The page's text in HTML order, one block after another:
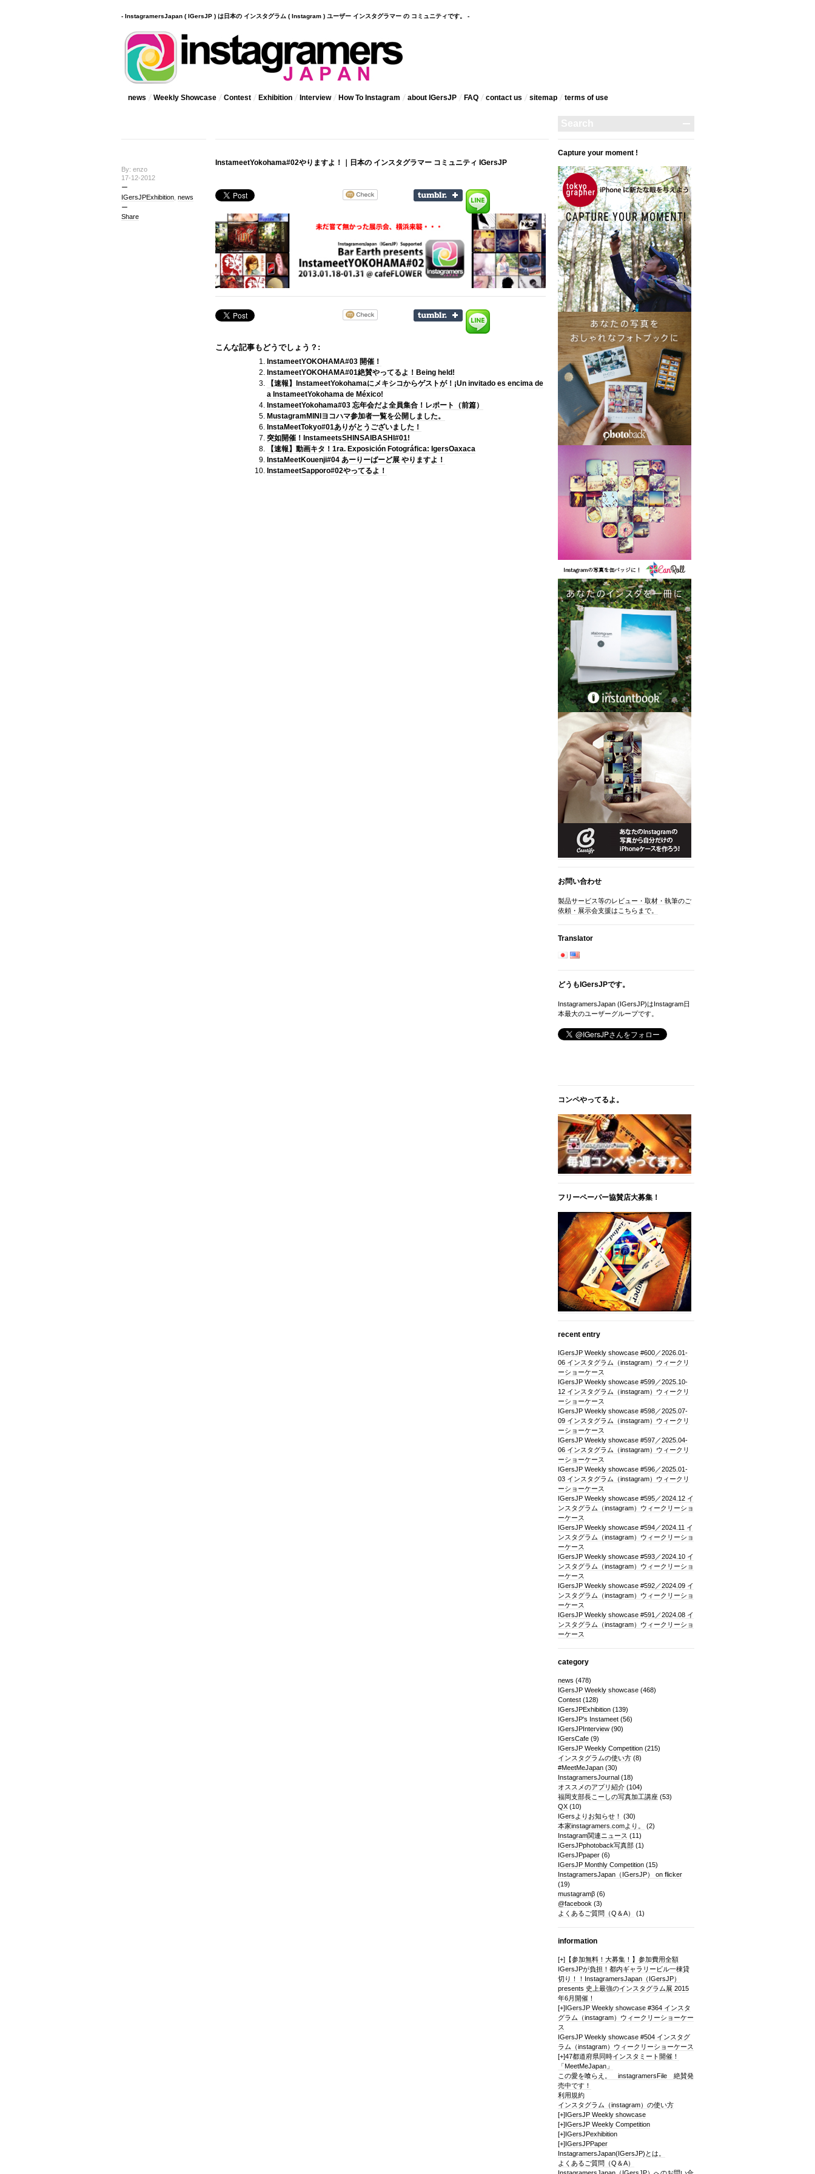
- InstagramersJapan ( IGersJP ) は日本の インスタグラム ( Instagram ) ユーザー インスタグラマー の コミュニティです。 -
news Weekly Showcase Contest Exhibition Interview How To Instagram about IGersJP FAQ contact us sitemap terms‎ of use
By: enzo
17-12-2012
IGersJPExhibition, news
Share
InstameetYokohama#02やりますよ！｜日本の インスタグラマー コミュニティ IGersJP
こんな記事もどうでしょう？:
InstameetYOKOHAMA#03 開催！
InstameetYOKOHAMA#01絶賛やってるよ！Being held!
【速報】InstameetYokohamaにメキシコからゲストが！¡Un invitado es encima de
a InstameetYokohama de México!
InstameetYokohama#03 忘年会だよ全員集合！レポート（前篇）
MustagramMINIヨコハマ参加者一覧を公開しました。
InstaMeetTokyo#01ありがとうございました！
突如開催！InstameetsSHINSAIBASHI#01!
【速報】動画キタ！1ra. Exposición Fotográfica: IgersOaxaca
InstaMeetKouenji#04 あーりーばーど展 やりますよ！
InstameetSapporo#02やってるよ！
Capture your moment !
お問い合わせ
製品サービス等のレビュー・取材・執筆のご
依頼・展示会支援はこちらまで。
Translator
どうもIGersJPです。
InstagramersJapan (IGersJP)はInstagram日
本最大のユーザーグループです。
コンペやってるよ。
フリーペーパー協賛店大募集！
recent entry
IGersJP Weekly showcase #600／2026.01-
06 インスタグラム（instagram）ウィークリ
ーショーケース
IGersJP Weekly showcase #599／2025.10-
12 インスタグラム（instagram）ウィークリ
ーショーケース
IGersJP Weekly showcase #598／2025.07-
09 インスタグラム（instagram）ウィークリ
ーショーケース
IGersJP Weekly showcase #597／2025.04-
06 インスタグラム（instagram）ウィークリ
ーショーケース
IGersJP Weekly showcase #596／2025.01-
03 インスタグラム（instagram）ウィークリ
ーショーケース
IGersJP Weekly showcase #595／2024.12 イ
ンスタグラム（instagram）ウィークリーショ
ーケース
IGersJP Weekly showcase #594／2024.11 イ
ンスタグラム（instagram）ウィークリーショ
ーケース
IGersJP Weekly showcase #593／2024.10 イ
ンスタグラム（instagram）ウィークリーショ
ーケース
IGersJP Weekly showcase #592／2024.09 イ
ンスタグラム（instagram）ウィークリーショ
ーケース
IGersJP Weekly showcase #591／2024.08 イ
ンスタグラム（instagram）ウィークリーショ
ーケース
category
news (478)
IGersJP Weekly showcase(468)
Contest(128)
IGersJPExhibition(139)
IGersJP's Instameet(56)
IGersJPInterview(90)
IGersCafe(9)
IGersJP Weekly Competition(215)
インスタグラムの使い方(8)
#MeetMeJapan(30)
InstagramersJournal(18)
オススメのアプリ紹介(104)
福岡支部長こーしの写真加工講座(53)
QX(10)
IGersよりお知らせ！
(30)
本家instagramers.comより。
(2)
Instagram関連ニュース (11)
IGersJPphotoback写真部(1)
IGersJPpaper(6)
IGersJP Monthly Competition(15)
InstagramersJapan（IGersJP） on flicker
(19)
mustagramβ(6)
@facebook (3)
よくあるご質問（Q＆A）
(1)
information
[+]【参加無料！大募集！】参加費用全額
IGersJPが負担！都内ギャラリービル一棟貸
切り！！InstagramersJapan（IGersJP）
presents 史上最強のインスタグラム展 2015
年6月開催！
[+]IGersJP Weekly showcase #364 インスタ
グラム（instagram）ウィークリーショーケー
ス
IGersJP Weekly showcase #504 インスタグ
ラム（instagram）ウィークリーショーケース
[+]47都道府県同時インスタミート開催！
「MeetMeJapan」
この愛を喰らえ。 instagramersFile 絶賛発
売中です！
利用規約
インスタグラム（instagram）の使い方
[+]IGersJP Weekly showcase
[+]IGersJP Weekly Competition
[+]IGersJPexhibition
[+]IGersJPPaper
InstagramersJapan(IGersJP)とは。
よくあるご質問（Q＆A）